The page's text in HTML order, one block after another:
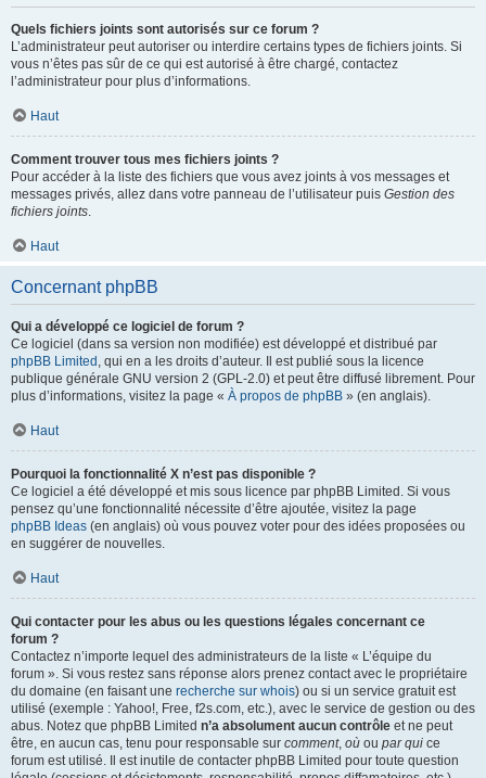
Quels fichiers joints sont autorisés sur ce forum ?
L’administrateur peut autoriser ou interdire certains types de fichiers joints. Si
vous n’êtes pas sûr de ce qui est autorisé à être chargé, contactez
l’administrateur pour plus d’informations.
Haut
Comment trouver tous mes fichiers joints ?
Pour accéder à la liste des fichiers que vous avez joints à vos messages et
messages privés, allez dans votre panneau de l’utilisateur puis Gestion des
fichiers joints.
Haut
Concernant phpBB
Qui a développé ce logiciel de forum ?
Ce logiciel (dans sa version non modifiée) est développé et distribué par
phpBB Limited , qui en a les droits d’auteur. Il est publié sous la licence
publique générale GNU version 2 (GPL-2.0) et peut être diffusé librement. Pour
plus d’informations, visitez la page « À propos de phpBB » (en anglais).
Haut
Pourquoi la fonctionnalité X n’est pas disponible ?
Ce logiciel a été développé et mis sous licence par phpBB Limited. Si vous
pensez qu’une fonctionnalité nécessite d’être ajoutée, visitez la page
phpBB Ideas (en anglais) où vous pouvez voter pour des idées proposées ou
en suggérer de nouvelles.
Haut
Qui contacter pour les abus ou les questions légales concernant ce
forum ?
Contactez n’importe lequel des administrateurs de la liste « L’équipe du
forum ». Si vous restez sans réponse alors prenez contact avec le propriétaire
du domaine (en faisant une recherche sur whois) ou si un service gratuit est
utilisé (exemple : Yahoo!, Free, f2s.com, etc.), avec le service de gestion ou des
abus. Notez que phpBB Limited n’a absolument aucun contrôle et ne peut
être, en aucun cas, tenu pour responsable sur comment, où ou par qui ce
forum est utilisé. Il est inutile de contacter phpBB Limited pour toute question